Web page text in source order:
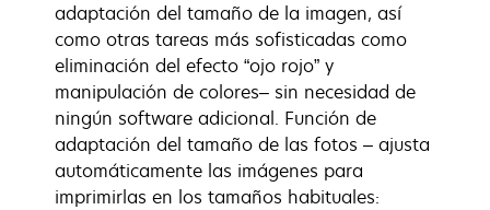
adaptación del tamaño de la imagen, así
como otras tareas más sofisticadas como
eliminación del efecto “ojo rojo” y
manipulación de colores– sin necesidad de
ningún software adicional. Función de
adaptación del tamaño de las fotos – ajusta
automáticamente las imágenes para
imprimirlas en los tamaños habituales: